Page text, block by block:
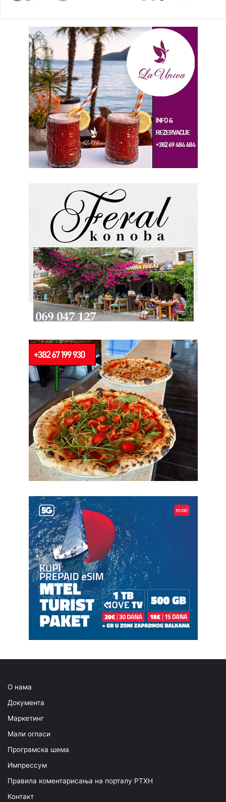
О нама
Документа
Маркетинг
Мали огласи
Програмска шема
Импрессум
Правила коментарисања на порталу РТХН
Контакт